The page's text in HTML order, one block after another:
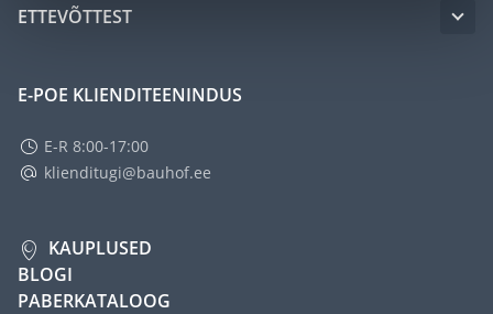
ETTEVÕTTEST
E-POE KLIENDITEENINDUS
E-R 8:00-17:00
klienditugi@bauhof.ee
KAUPLUSED
BLOGI
PABERKATALOOG